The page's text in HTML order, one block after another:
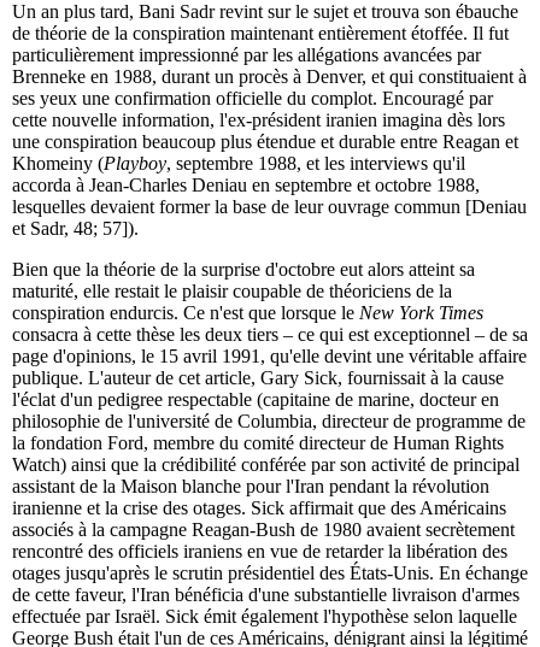
Un an plus tard, Bani Sadr revint sur le sujet et trouva son ébauche
de théorie de la conspiration maintenant entièrement étoffée. Il fut
particulièrement impressionné par les allégations avancées par
Brenneke en 1988, durant un procès à Denver, et qui constituaient à
ses yeux une confirmation officielle du complot. Encouragé par
cette nouvelle information, l'ex-président iranien imagina dès lors
une conspiration beaucoup plus étendue et durable entre Reagan et
Khomeiny (Playboy, septembre 1988, et les interviews qu'il
accorda à Jean-Charles Deniau en septembre et octobre 1988,
lesquelles devaient former la base de leur ouvrage commun [Deniau
et Sadr, 48; 57]).
Bien que la théorie de la surprise d'octobre eut alors atteint sa
maturité, elle restait le plaisir coupable de théoriciens de la
conspiration endurcis. Ce n'est que lorsque le New York Times
consacra à cette thèse les deux tiers – ce qui est exceptionnel – de sa
page d'opinions, le 15 avril 1991, qu'elle devint une véritable affaire
publique. L'auteur de cet article, Gary Sick, fournissait à la cause
l'éclat d'un pedigree respectable (capitaine de marine, docteur en
philosophie de l'université de Columbia, directeur de programme de
la fondation Ford, membre du comité directeur de Human Rights
Watch) ainsi que la crédibilité conférée par son activité de principal
assistant de la Maison blanche pour l'Iran pendant la révolution
iranienne et la crise des otages. Sick affirmait que des Américains
associés à la campagne Reagan-Bush de 1980 avaient secrètement
rencontré des officiels iraniens en vue de retarder la libération des
otages jusqu'après le scrutin présidentiel des États-Unis. En échange
de cette faveur, l'Iran bénéficia d'une substantielle livraison d'armes
effectuée par Israël. Sick émit également l'hypothèse selon laquelle
George Bush était l'un de ces Américains, dénigrant ainsi la légitimé